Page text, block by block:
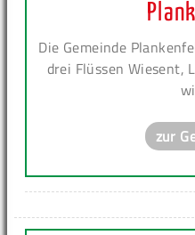
Die Gemeinde
drei Flüssen Wiesent,
zur